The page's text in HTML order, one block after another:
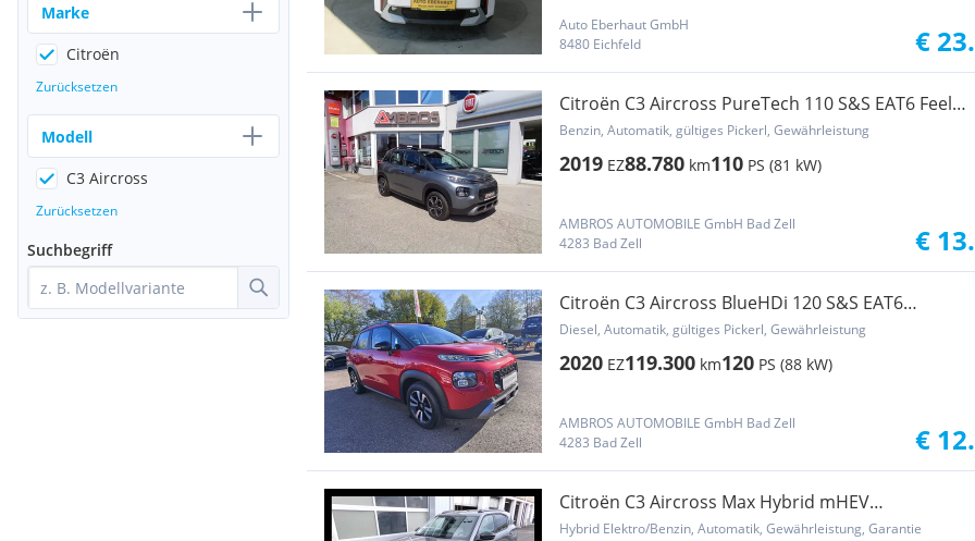
Auto Eberhaut GmbH
8480 Eichfeld
€
Citroën C3 Aircross PureTech 110 S&S EAT6 Feel
AUTOMATI...
Benzin, Automatik, gültiges Pickerl, Gewährleistung
2019 EZ88.780 km110 PS (81 kW)
AMBROS AUTOMOBILE GmbH Bad Zell
4283 Bad Zell
€
Citroën C3 Aircross BlueHDi 120 S&S EAT6
Automatik Feel
Diesel, Automatik, gültiges Pickerl, Gewährleistung
2020 EZ119.300 km120 PS (88 kW)
AMBROS AUTOMOBILE GmbH Bad Zell
4283 Bad Zell
€
Citroën C3 Aircross Max Hybrid mHEV
Rückfahrkamera,Parks
Hybrid Elektro/Benzin, Automatik, Gewährleistung, Garantie
Marke
Citroën
Zurücksetzen
Modell
C3 Aircross
Zurücksetzen
Suchbegriff